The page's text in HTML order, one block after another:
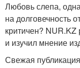
Любовь слепа,
на долговечность
критичен?
и изучил мнение
Свежая